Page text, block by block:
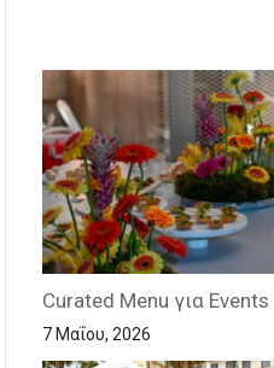
Curated Menu για Events
7 Μαΐου, 2026